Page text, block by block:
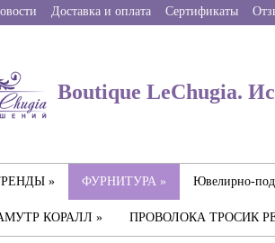
Доставка и оплата Сертификаты
Boutique LeChugia.
» ФУРНИТУРА » Ювелирно-
КОРАЛЛ » ПРОВОЛОКА ТРОСИК